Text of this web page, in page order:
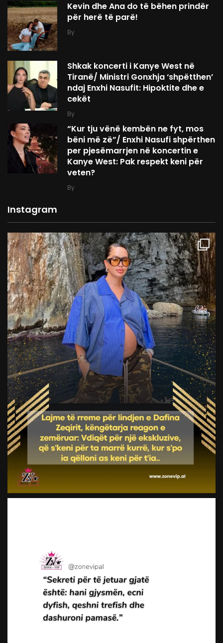
Kevin dhe Ana do të bëhen prindër
për herë të parë!
By
Shkak koncerti i Kanye West në
Tiranë/ Ministri Gonxhja ‘shpëtthen’
ndaj Enxhi Nasufit: Hipoktite dhe e
cekët
By
“Kur tju vënë kembën ne fyt, mos
bëni më zë”/ Enxhi Nasufi shpërthen
per pjesëmarrjen në koncertin e
Kanye West: Pak respekt keni për
veten?
By
Instagram